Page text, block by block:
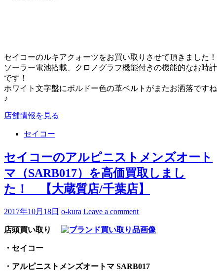
セイコーのルキアクォーツをお買い取りさせて頂きました！
ソーラー電池搭載、クロノグラフ機能付きの機能的なお時計
です！
ホワイト文字盤にボルドー色の革ベルトがまたお洒落ですね
♪
店舗情報を見る
セイコー
セイコーのアルピニストメンズオート
マ（SARB017）を高価買取しまし
た！ 【大蔵質店/千葉店】
2017年10月18日 o-kura Leave a comment
店頭買い取り
・セイコー
・アルピニストメンズオートマ SARB017